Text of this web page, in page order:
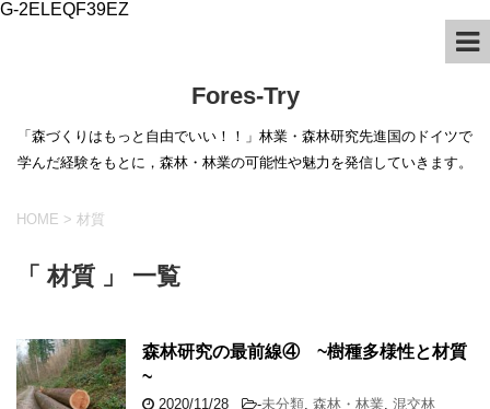
G-2ELEQF39EZ
Fores-Try
「森づくりはもっと自由でいい！！」林業・森林研究先進国のドイツで
学んだ経験をもとに，森林・林業の可能性や魅力を発信していきます。
HOME > 材質
「 材質 」 一覧
森林研究の最前線④ ~樹種多様性と材質
~
2020/11/28 -未分類 森林・林業 混交林